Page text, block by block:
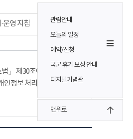
관람안내
오늘의 일정
예약/신청
국군 휴가 보상 안내
디지털기념관
맨위로
운영 지침
」 제30조에 따라
인정보 처리방침을